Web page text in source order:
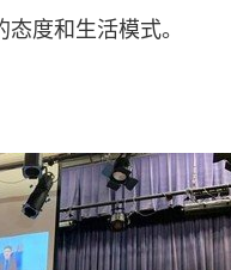
度和生活模式。